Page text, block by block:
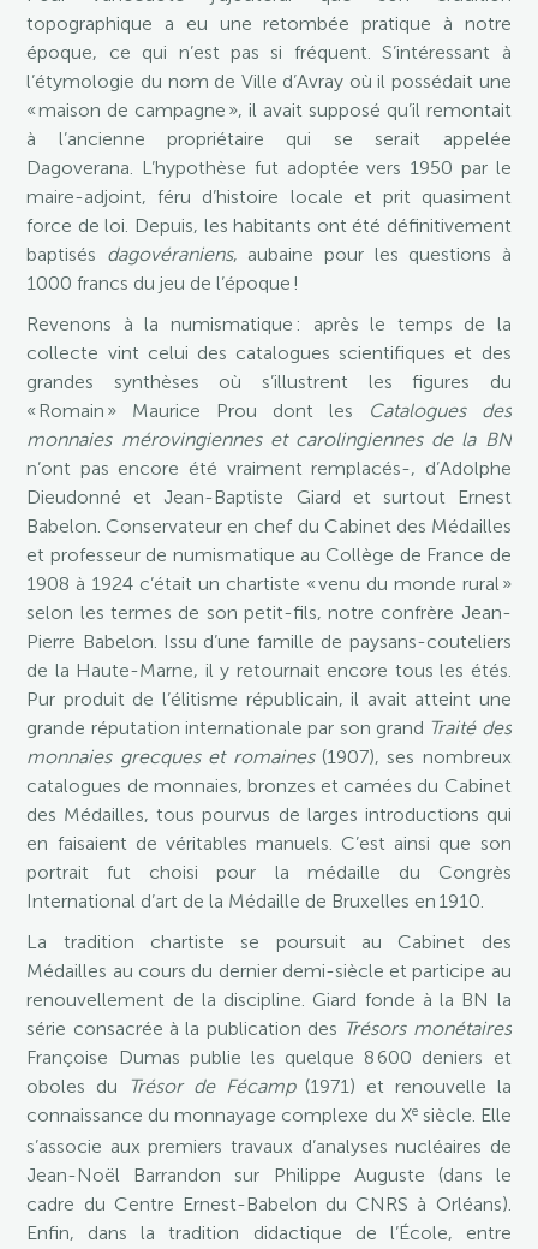
topographique a eu une retombée pratique à notre
époque, ce qui n’est pas si fréquent. S’intéressant à
l’étymologie du nom de Ville d’Avray où il possédait une
« maison de campagne », il avait supposé qu’il remontait
à l’ancienne propriétaire qui se serait appelée
Dagoverana. L’hypothèse fut adoptée vers 1950 par le
maire-adjoint, féru d’histoire locale et prit quasiment
force de loi. Depuis, les habitants ont été définitivement
baptisés dagovéraniens, aubaine pour les questions à
1000 francs du jeu de l’époque !
Revenons à la numismatique : après le temps de la
collecte vint celui des catalogues scientifiques et des
grandes synthèses où s’illustrent les figures du
« Romain » Maurice Prou dont les
Catalogues des
monnaies mérovingiennes et carolingiennes de la BN
n’ont pas encore été vraiment remplacés-, d’Adolphe
Dieudonné et Jean-Baptiste Giard et surtout Ernest
Babelon. Conservateur en chef du Cabinet des Médailles
et professeur de numismatique au Collège de France de
1908 à 1924 c’était un chartiste « venu du monde rural »
selon les termes de son petit-fils, notre confrère Jean-
Pierre Babelon. Issu d’une famille de paysans-couteliers
de la Haute-Marne, il y retournait encore tous les étés.
Pur produit de l’élitisme républicain, il avait atteint une
grande réputation internationale par son grand Traité des
monnaies grecques et romaines(1907), ses nombreux
catalogues de monnaies, bronzes et camées du Cabinet
des Médailles, tous pourvus de larges introductions qui
en faisaient de véritables manuels. C’est ainsi que son
portrait fut choisi pour la médaille du Congrès
International d’art de la Médaille de Bruxelles en 1910.
La tradition chartiste se poursuit au Cabinet des
Médailles au cours du dernier demi-siècle et participe au
renouvellement de la discipline. Giard fonde à la BN la
série consacrée à la publication des Trésors monétaires
Françoise Dumas publie les quelque 8 600 deniers et
oboles du
Trésor de Fécamp(1971) et renouvelle la
connaissance du monnayage complexe du Xesiècle. Elle
s’associe aux premiers travaux d’analyses nucléaires de
Jean-Noël Barrandon sur Philippe Auguste (dans le
cadre du Centre Ernest-Babelon du CNRS à Orléans).
Enfin, dans la tradition didactique de l’École, entre